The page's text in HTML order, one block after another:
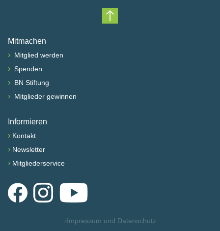
Nach oben scrollen
Mitmachen
› Mitglied werden
› Spenden
› BN Stiftung
› Mitglieder gewinnen
Informieren
› Kontakt
› Newsletter
› Mitgliederservice
FacebookInstagramYouTube
›Impressum und Datenschutz